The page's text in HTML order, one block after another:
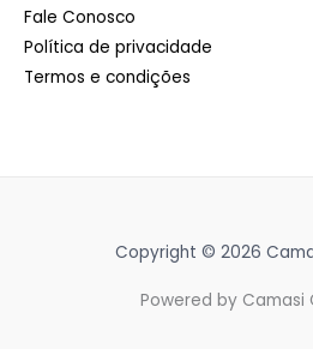
Fale Conosco
Política de privacidade
Termos e condições
Copyright © 2026
Powered by Camasi